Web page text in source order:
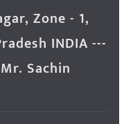
Zone - 1,
INDIA ---
Sachin